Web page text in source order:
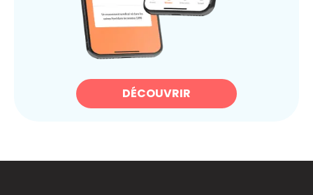
DÉCOUVRIR